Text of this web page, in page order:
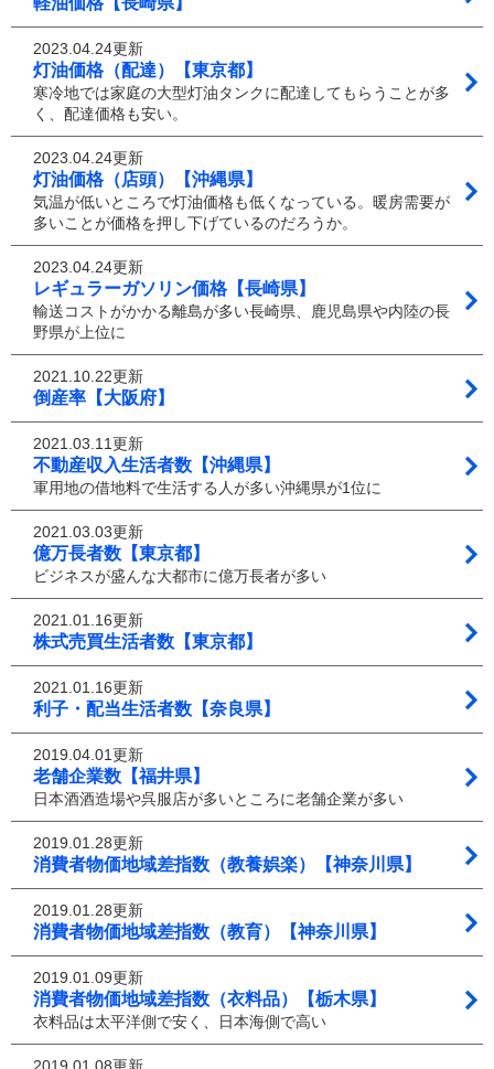
2023.04.24更新
灯油価格（配達）【東京都】
寒冷地では家庭の大型灯油タンクに配達してもらうことが多
く、配達価格も安い。
2023.04.24更新
灯油価格（店頭）【沖縄県】
気温が低いところで灯油価格も低くなっている。暖房需要が
多いことが価格を押し下げているのだろうか。
2023.04.24更新
レギュラーガソリン価格【長崎県】
輸送コストがかかる離島が多い長崎県、鹿児島県や内陸の長
野県が上位に
2021.10.22更新
倒産率【大阪府】
2021.03.11更新
不動産収入生活者数【沖縄県】
軍用地の借地料で生活する人が多い沖縄県が1位に
2021.03.03更新
億万長者数【東京都】
ビジネスが盛んな大都市に億万長者が多い
2021.01.16更新
株式売買生活者数【東京都】
2021.01.16更新
利子・配当生活者数【奈良県】
2019.04.01更新
老舗企業数【福井県】
日本酒酒造場や呉服店が多いところに老舗企業が多い
2019.01.28更新
消費者物価地域差指数（教養娯楽）【神奈川県】
2019.01.28更新
消費者物価地域差指数（教育）【神奈川県】
2019.01.09更新
消費者物価地域差指数（衣料品）【栃木県】
衣料品は太平洋側で安く、日本海側で高い